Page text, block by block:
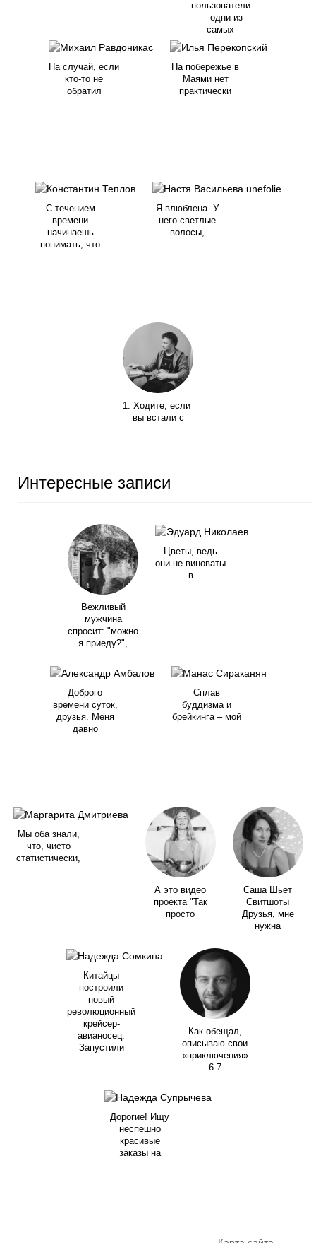
пользователи
— одни из
самых
На случай, если
кто-то не
обратил
На побережье в
Маями нет
практически
С течением
времени
начинаешь
понимать, что
Я влюблена. У
него светлые
волосы,
1. Ходите, если
вы встали с
Интересные записи
Вежливый
мужчина
спросит: "можно
я приеду?",
Цветы, ведь
они не виноваты
в
Доброго
времени суток,
друзья. Меня
давно
Сплав
буддизма и
брейкинга – мой
Мы оба знали,
что, чисто
статистически,
А это видео
проекта "Так
просто
Саша Шьет
Свитшоты
Друзья, мне
нужна
Китайцы
построили
новый
революционный
крейсер-
авианосец.
Запустили
Как обещал,
описываю свои
«приключения»
6-7
Дорогие! Ищу
неспешно
красивые
заказы на